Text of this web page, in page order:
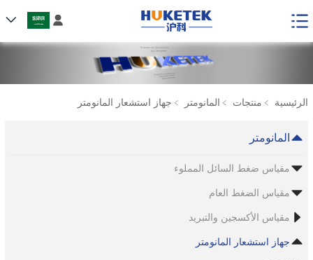

الرئيسية ﹥ منتجات ﹥ المانومتر ﹥ جهاز استشعار المانومتر
المانومتر
مقياس ضغط السائل المملوء
مقياس الضغط العام
مقياس الأكسجين والتبريد
جهاز استشعار المانومتر